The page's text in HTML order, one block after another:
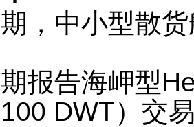
中小型散货
告海岬型
DWT）交